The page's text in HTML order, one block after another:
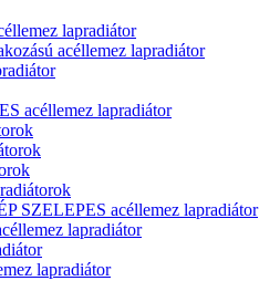
lapradiátor
acéllemez lapradiátor
acéllemez lapradiátor
SZELEPES acéllemez lapradiátor
lapradiátor
lapradiátor